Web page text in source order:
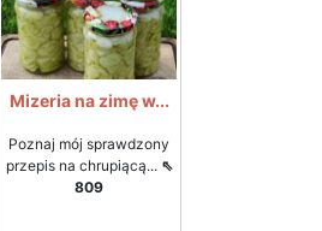
Mizeria na zimę w...
Poznaj mój sprawdzony
przepis na chrupiącą... ⇖
809